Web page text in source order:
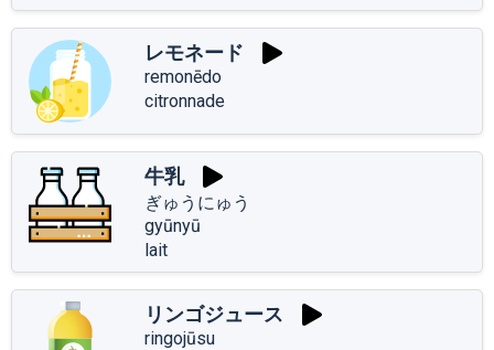
レモネード
remonēdo
citronnade
牛乳
ぎゅうにゅう
gyūnyū
lait
リンゴジュース
ringojūsu